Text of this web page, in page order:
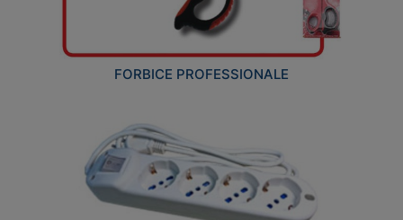
FORBICE PROFESSIONALE